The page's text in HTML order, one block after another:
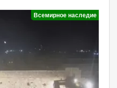
Всемирное наследие